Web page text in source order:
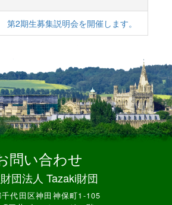
2期生募集説明会を開催します。
問い合わせ
団法人 Tazaki財団
代田区神田神保町1-105